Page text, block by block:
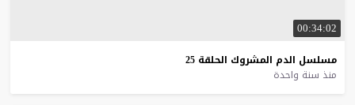
00:34:02
مسلسل الدم المشروك الحلقة 25
منذ سنة واحدة